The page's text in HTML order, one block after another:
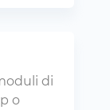
di
o